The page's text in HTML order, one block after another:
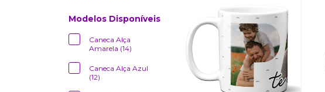
Modelos Disponíveis
Caneca Alça
Amarela (14)
Caneca Alça Azul
(12)